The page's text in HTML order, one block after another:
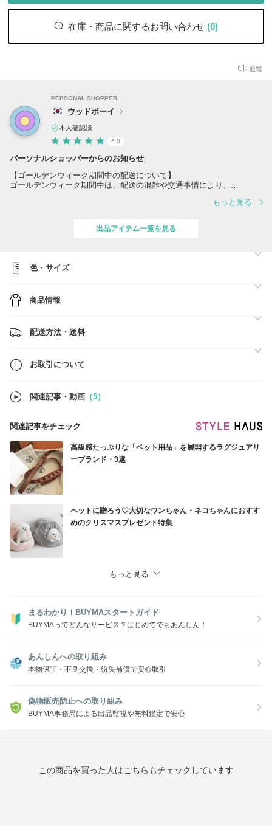
在庫・商品に関するお問い合わせ (0)
通報
PERSONAL SHOPPER
ウッドボーイ
本人確認済
5.0
パーソナルショッパーからのお知らせ
【ゴールデンウィーク期間中の配送について】
ゴールデンウィーク期間中は、配送の混雑や交通事情により、
何卒ご理解のほどよろしくお願いいたします。
当店の商品は全て【100%正規品】
お得なクーポンもご用意しております。
迅速にご案内いたします。
-----------------------------------
2/14～2/18は韓国の旧正月連休のため、
もっと見る
出品アイテム一覧を見る
色・サイズ
商品情報
配送方法・送料
お取引について
関連記事・動画 （5）
関連記事をチェック
高級感たっぷりな「ペット用品」を展開するラグジュアリ
ーブランド・3選
ペットに贈ろう♡大切なワンちゃん・ネコちゃんにおすす
めのクリスマスプレゼント特集
もっと見る
まるわかり！BUYMAスタートガイド
BUYMAってどんなサービス？はじめてでもあんしん！
あんしんへの取り組み
本物保証・不良交換・紛失補償で安心取引
偽物販売防止への取り組み
BUYMA事務局による出品監視や無料鑑定で安心
この商品を買った人はこちらもチェックしています